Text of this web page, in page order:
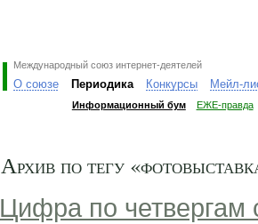
Международный союз интернет-деятелей
О союзе Периодика Конкурсы Мейл-
Информационный бум ЕЖЕ-правда
Архив по тегу
Цифра по четвергам